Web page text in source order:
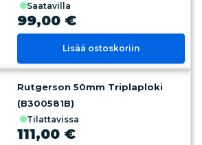
saatavilla
99,00 €
Lisää ostoskoriin
Rutgerson 50mm Triplaploki
(B300581B)
tilattavissa
111,00 €